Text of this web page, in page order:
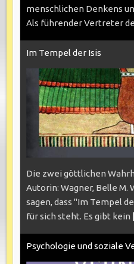
menschlichen Denkens
Als führender Vertreter
Im Tempel der Isis
Die zwei göttlichen
Autorin: Wagner, Belle
sagen, dass "Im Tempel
für sich steht. Es gibt kein
Psychologie und soziale